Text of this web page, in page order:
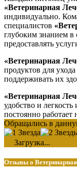
«Ветеринарная
индивидуально.
специалистов
глубоким знанием в
предоставлять
«Ветеринарная
продуктов для
поддерживать их
«Ветеринарная
удобство и
постоянно
Обращались в
Загрузка...
Отзывы о